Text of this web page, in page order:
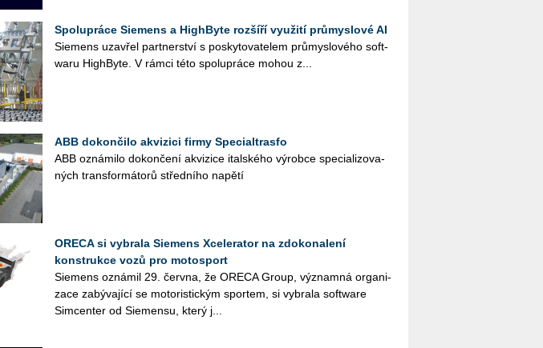
Spolupráce Siemens a HighByte rozšíří využití průmyslové AI
Sie­mens uza­vřel part­ner­ství s po­sky­to­va­te­lem prů­mys­lo­vé­ho soft­
wa­ru HighBy­te. V rámci této spo­lu­prá­ce mohou z...
ABB dokončilo akvizici firmy Specialtrasfo
ABB ozná­mi­lo do­kon­če­ní akvi­zi­ce ital­ské­ho vý­rob­ce spe­ci­a­li­zo­va­
ných trans­for­má­to­rů střed­ní­ho na­pě­tí
ORECA si vybrala Siemens Xcelerator na zdokonalení
konstrukce vozů pro motosport
Sie­mens ozná­mil 29. červ­na, že ORE­CA Group, vý­znam­ná or­ga­ni­
za­ce za­bý­va­jí­cí se mo­to­ris­tic­kým spor­tem, si vy­bra­la soft­ware
Sim­cen­ter od Sie­men­su, který j...